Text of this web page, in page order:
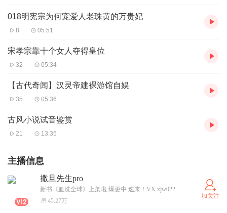
018明宪宗为何宠爱人老珠黄的万贵妃
8 05:51
宋孝宗靠十个女人夺得皇位
32 05:34
【古代奇闻】汉灵帝建裸游馆自娱
35 05:36
古风小说试音鉴赏
21 13:35
主播信息
撒旦先生pro
新书《血洗全球》上架啦 爆更中 速来！VX xjw022
45.27万
加关注